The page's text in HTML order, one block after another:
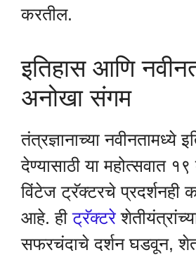
करतील.
इतिहास आणि
अनोखा संगम
तंत्रज्ञानाच्या नवीनतामध्ये
देण्यासाठी या महोत्सवात
विंटेज ट्रॅक्टरचे प्रदर्शनही
आहे. हीट्रॅक्टरे
सफरचंदाचे दर्शन घडवून,